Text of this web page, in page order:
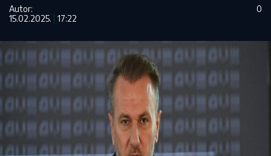
Autor:
15.02.2025.
17:22
0